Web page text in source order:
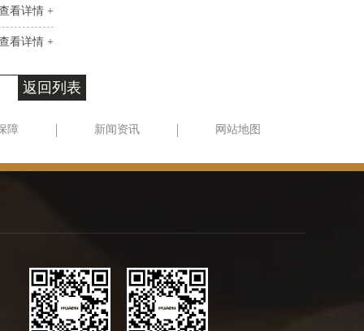
看详情 +
看详情 +
返回列表
障 新闻资讯 网站地图